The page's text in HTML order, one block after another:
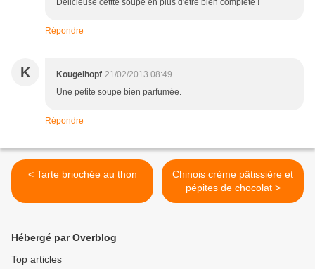
Délicieuse cettte soupe en plus d'être bien complète !
Répondre
K Kougelhopf 21/02/2013 08:49
Une petite soupe bien parfumée.
Répondre
< Tarte briochée au thon
Chinois crème pâtissière et
pépites de chocolat >
Hébergé par Overblog
Top articles